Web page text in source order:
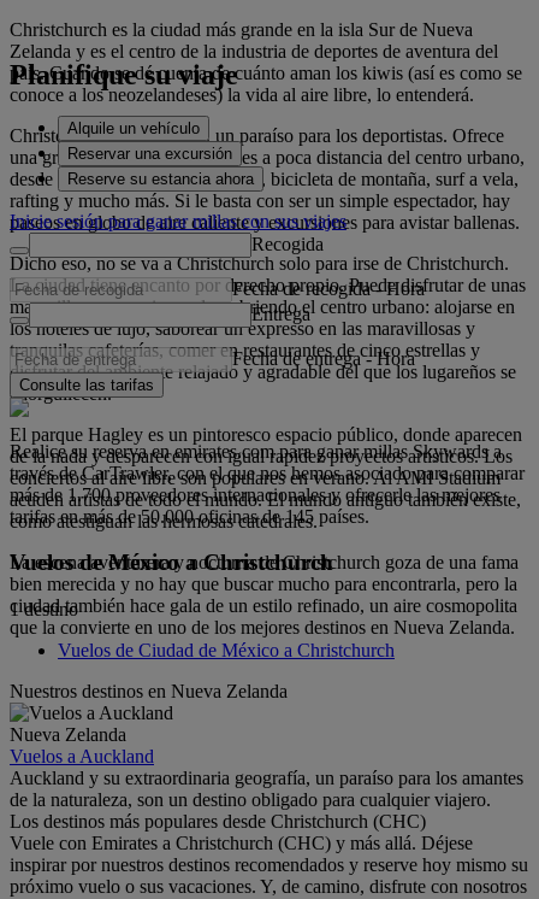
Christchurch es la ciudad más grande en la isla Sur de Nueva
Zelanda y es el centro de la industria de deportes de aventura del
país. Cuando se dé cuenta de cuánto aman los kiwis (así es como se
conoce a los neozelandeses) la vida al aire libre, lo entenderá.
Christchurch es, en efecto, un paraíso para los deportistas. Ofrece
una gran variedad de actividades a poca distancia del centro urbano,
desde esquí y golf hasta puenting, bicicleta de montaña, surf a vela,
rafting y mucho más. Si le basta con ser un simple espectador, hay
paseos en globo de aire caliente y excursiones para avistar ballenas.
Dicho eso, no se va a Christchurch solo para irse de Christchurch.
La ciudad tiene encanto por derecho propio. Puede disfrutar de unas
maravillosas vacaciones descubriendo el centro urbano: alojarse en
los hoteles de lujo, saborear un expresso en las maravillosas y
tranquilas cafeterías, comer en restaurantes de cinco estrellas y
disfrutar del ambiente relajado y agradable del que los lugareños se
enorgullecen.
El parque Hagley es un pintoresco espacio público, donde aparecen
de la nada y desparecen con igual rapidez proyectos artísticos. Los
conciertos al aire libre son populares en verano. Al AMI Stadium
acuden artistas de todo el mundo. El mundo antiguo también existe,
como atestiguan las hermosas catedrales.
La escena aventurera y nocturna de Christchurch goza de una fama
bien merecida y no hay que buscar mucho para encontrarla, pero la
ciudad también hace gala de un estilo refinado, un aire cosmopolita
que la convierte en uno de los mejores destinos en Nueva Zelanda.
Planifique su viaje
Alquile un vehículo
Reservar una excursión
Reserve su estancia ahora
Inicie sesión para ganar millas con sus viajes
Recogida
Fecha de recogida - Hora
Entrega
Fecha de entrega - Hora
Consulte las tarifas
Realice su reserva en emirates.com para ganar millas Skywards a
través de CarTrawler, con el que nos hemos asociado para comparar
más de 1.700 proveedores internacionales y ofrecerle las mejores
tarifas en más de 50.000 oficinas de 145 países.
Vuelos de México a Christchurch
1 destino
Vuelos de Ciudad de México a Christchurch
Nuestros destinos en Nueva Zelanda
Nueva Zelanda
Vuelos a Auckland
Auckland y su extraordinaria geografía, un paraíso para los amantes
de la naturaleza, son un destino obligado para cualquier viajero.
Los destinos más populares desde Christchurch (CHC)
Vuele con Emirates a Christchurch (CHC) y más allá. Déjese
inspirar por nuestros destinos recomendados y reserve hoy mismo su
próximo vuelo o sus vacaciones. Y, de camino, disfrute con nosotros